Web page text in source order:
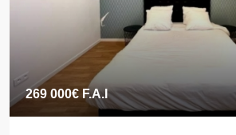
269 000€ F.A.I